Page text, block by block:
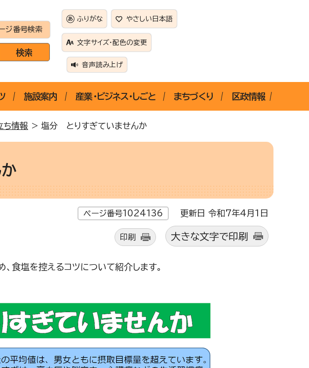
ジ番号検索
ふりがな やさしい日本語
文字サイズ・配色の変更
音声読み上げ
施設案内 産業・ビジネス・しごと まちづくり 区政情報
ち情報 > 塩分 とりすぎていませんか
ページ番号1024136 更新日 令和7年4月1日
印刷 大きな文字で印刷
食塩を控えるコツについて紹介します。